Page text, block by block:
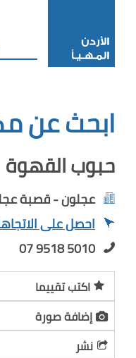
ابحث عن
حبوب القهوة
عجلون - قصبة
احصل على
07 9518 5010
اكتب تقييما
إضافة صورة
نشر